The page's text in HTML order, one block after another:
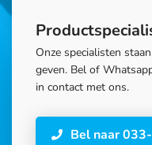
Onze specialisten
geven. Bel of
in contact met ons.
Bel naar